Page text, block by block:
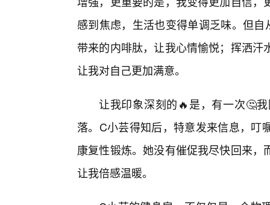
感到焦虑，生活也变得单调乏味。但
带来的内啡肽，让我心情愉悦；挥洒
让我对自己更加满意。
让我印象深刻的🔥是，有一次🤔
落。C小芸得知后，特意发来信息，叮
康复性锻炼。她没有催促我尽快回来
让我倍感温暖。